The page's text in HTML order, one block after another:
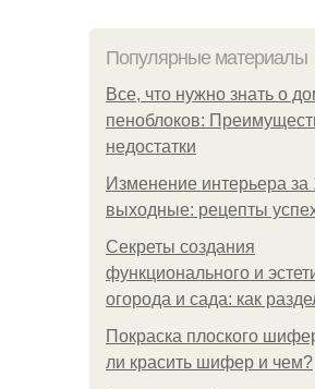
Популярные материалы
Все, что нужно знать о
пеноблоков:
недостатки
Изменение интерьера за
выходные: рецепты
Секреты создания
функционального и
огорода и сада: как
Покраска плоского
ли красить шифер и чем?